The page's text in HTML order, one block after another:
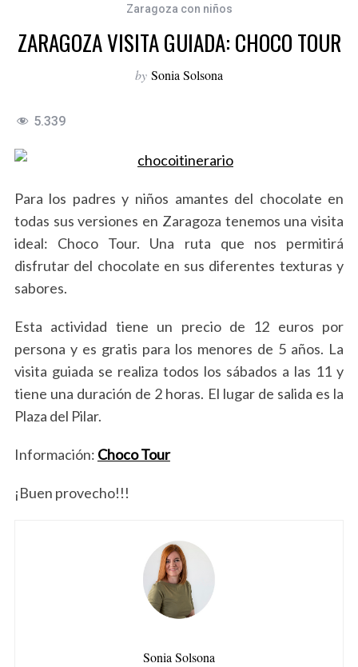
Zaragoza con niños
ZARAGOZA VISITA GUIADA: CHOCO TOUR
by Sonia Solsona
5.339
Para los padres y niños amantes del chocolate en
todas sus versiones en Zaragoza tenemos una visita
ideal: Choco Tour. Una ruta que nos permitirá
disfrutar del chocolate en sus diferentes texturas y
sabores.
Esta actividad tiene un precio de 12 euros por
persona y es gratis para los menores de 5 años. La
visita guiada se realiza todos los sábados a las 11 y
tiene una duración de 2 horas. El lugar de salida es la
Plaza del Pilar.
Información: Choco Tour
¡Buen provecho!!!
Sonia Solsona